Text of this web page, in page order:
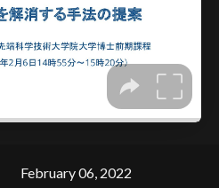
February 06, 2022